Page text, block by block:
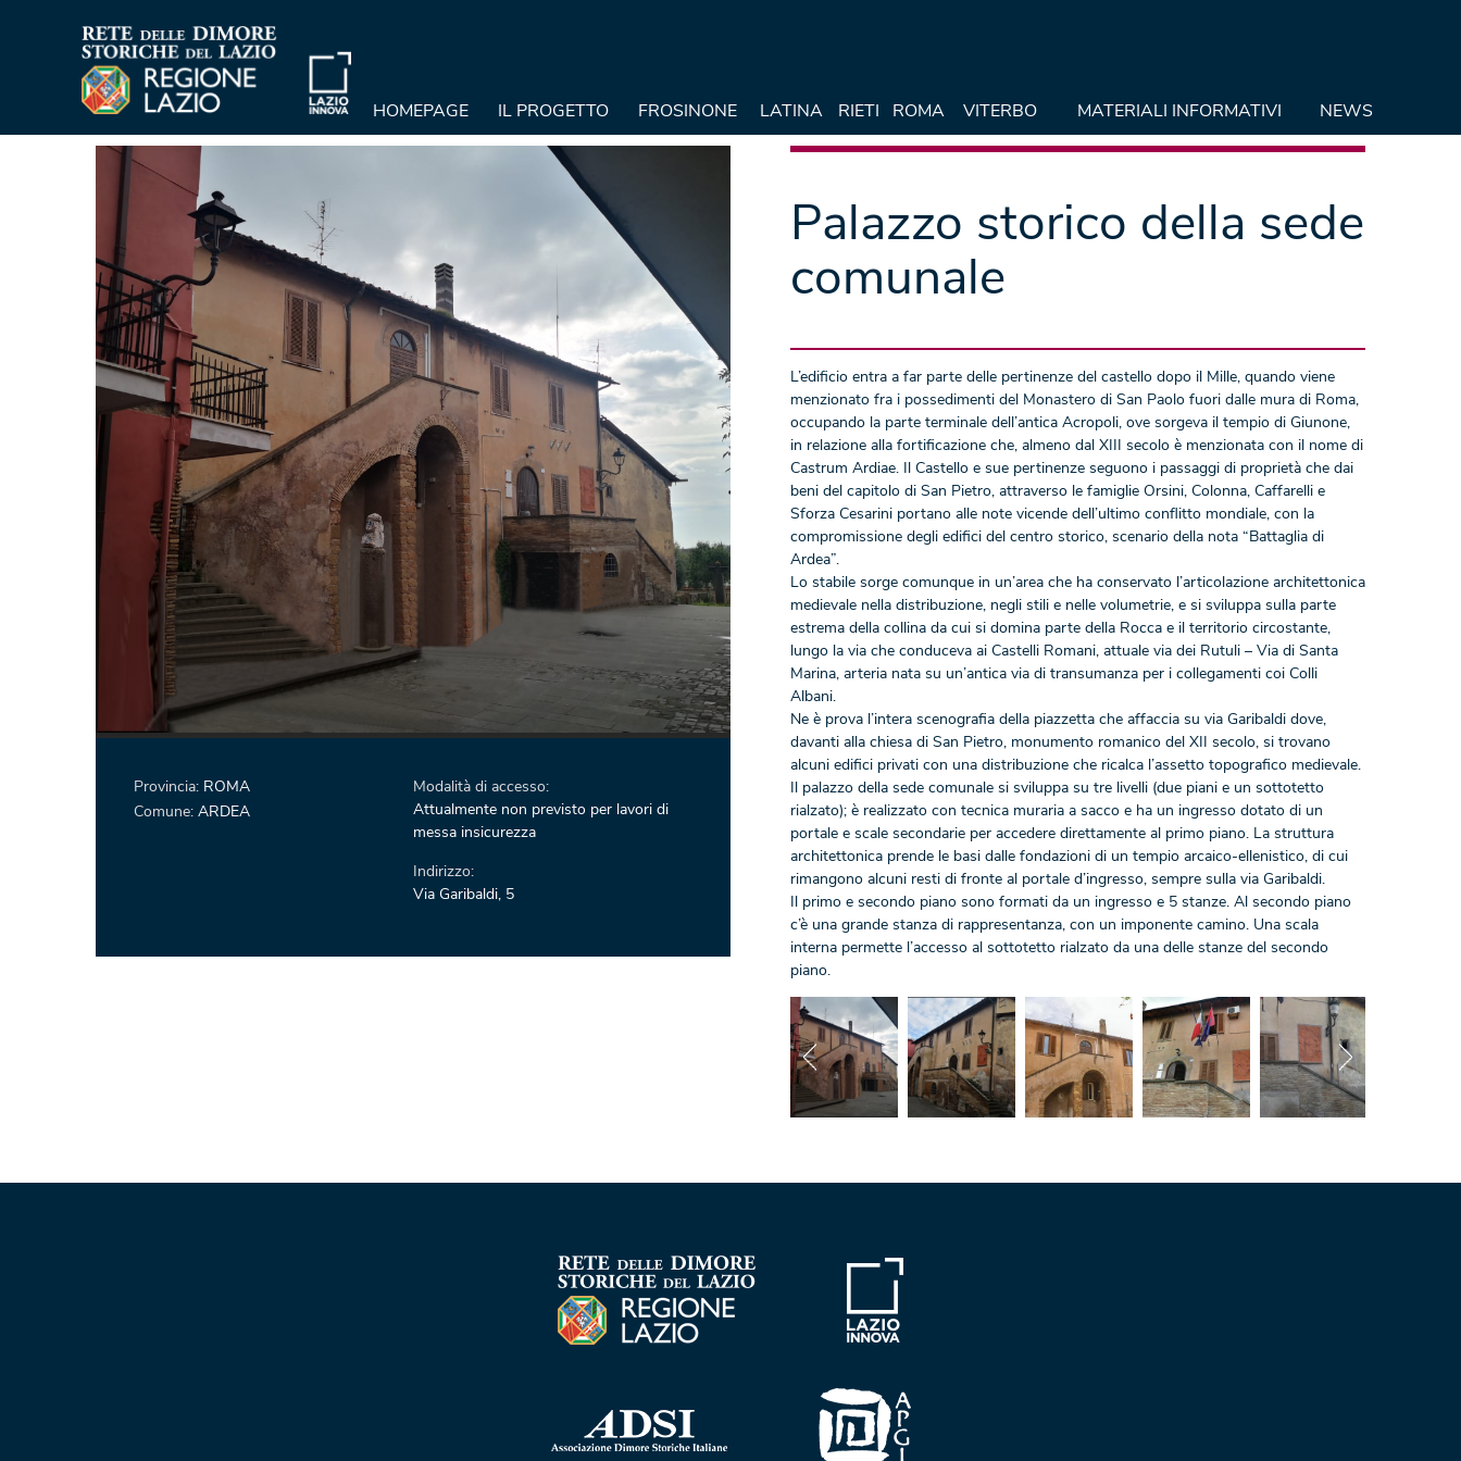
HOMEPAGE IL PROGETTO FROSINONE LATINA RIETI ROMA VITERBO MATERIALI INFORMATIVI NEWS
Palazzo storico della sede
comunale
L’edificio entra a far parte delle pertinenze del castello dopo il Mille, quando viene
menzionato fra i possedimenti del Monastero di San Paolo fuori dalle mura di Roma,
occupando la parte terminale dell’antica Acropoli, ove sorgeva il tempio di Giunone,
in relazione alla fortificazione che, almeno dal XIII secolo è menzionata con il nome di
Castrum Ardiae. Il Castello e sue pertinenze seguono i passaggi di proprietà che dai
beni del capitolo di San Pietro, attraverso le famiglie Orsini, Colonna, Caffarelli e
Sforza Cesarini portano alle note vicende dell’ultimo conflitto mondiale, con la
compromissione degli edifici del centro storico, scenario della nota “Battaglia di
Ardea”.
Lo stabile sorge comunque in un’area che ha conservato l’articolazione architettonica
medievale nella distribuzione, negli stili e nelle volumetrie, e si sviluppa sulla parte
estrema della collina da cui si domina parte della Rocca e il territorio circostante,
lungo la via che conduceva ai Castelli Romani, attuale via dei Rutuli – Via di Santa
Marina, arteria nata su un’antica via di transumanza per i collegamenti coi Colli
Albani.
Ne è prova l’intera scenografia della piazzetta che affaccia su via Garibaldi dove,
davanti alla chiesa di San Pietro, monumento romanico del XII secolo, si trovano
alcuni edifici privati con una distribuzione che ricalca l’assetto topografico medievale.
Il palazzo della sede comunale si sviluppa su tre livelli (due piani e un sottotetto
rialzato); è realizzato con tecnica muraria a sacco e ha un ingresso dotato di un
portale e scale secondarie per accedere direttamente al primo piano. La struttura
architettonica prende le basi dalle fondazioni di un tempio arcaico-ellenistico, di cui
rimangono alcuni resti di fronte al portale d’ingresso, sempre sulla via Garibaldi.
Il primo e secondo piano sono formati da un ingresso e 5 stanze. Al secondo piano
c’è una grande stanza di rappresentanza, con un imponente camino. Una scala
interna permette l’accesso al sottotetto rialzato da una delle stanze del secondo
piano.
Provincia: ROMA
Comune: ARDEA
Modalità di accesso:
Attualmente non previsto per lavori di
messa insicurezza
Indirizzo:
Via Garibaldi, 5